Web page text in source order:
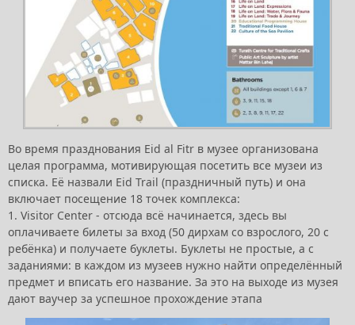
Во время празднования Eid al Fitr в музее организована
целая программа, мотивирующая посетить все музеи из
списка. Её назвали Eid Trail (праздничный путь) и она
включает посещение 18 точек комплекса:
1. Visitor Center - отсюда всё начинается, здесь вы
оплачиваете билеты за вход (50 дирхам со взрослого, 20 с
ребёнка) и получаете буклеты. Буклеты не простые, а с
заданиями: в каждом из музеев нужно найти определённый
предмет и вписать его название. За это на выходе из музея
дают ваучер за успешное прохождение этапа